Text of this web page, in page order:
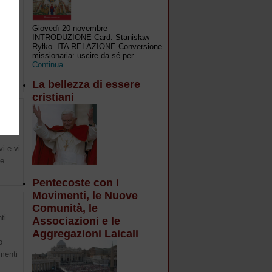
dei
e vi
Giovedì 20 novembre
INTRODUZIONE Card. Stanisław
Ryłko ITA RELAZIONE Conversione
missionaria: uscire da sé per...
Continua
La bellezza di essere
cristiani
Pentecoste con i
Movimenti, le Nuove
Comunità, le
Associazioni e le
Aggregazioni Laicali